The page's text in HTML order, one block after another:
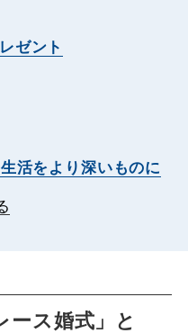
ゼント
活をより深いものに
ース婚式」と